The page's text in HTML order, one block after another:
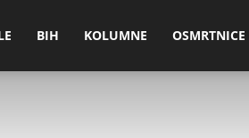
BIH KOLUMNE OSMRTNICE